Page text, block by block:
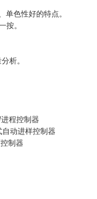
单色性好的特点。
按。
析。
程控制器
动进样控制器
制器